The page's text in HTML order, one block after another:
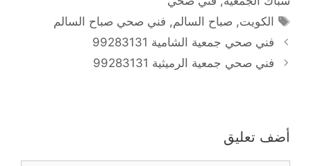
الوسوم
الكويت, صباح السالم, فني صحي صباح السالم
فني صحي جمعية الشامية 99283131
فني صحي جمعية الرميثية 99283131
أضف تعليق